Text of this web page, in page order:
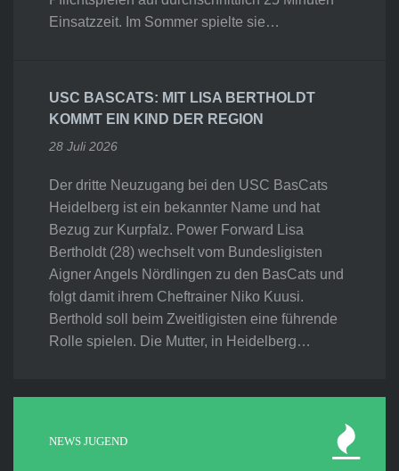
Einsatzzeit. Im Sommer spielte sie…
USC BASCATS: MIT LISA BERTHOLDT
KOMMT EIN KIND DER REGION
28 Juli 2026
Der dritte Neuzugang bei den USC BasCats
Heidelberg ist ein bekannter Name und hat
Bezug zur Kurpfalz. Power Forward Lisa
Bertholdt (28) wechselt vom Bundesligisten
Aigner Angels Nördlingen zu den BasCats und
folgt damit ihrem Cheftrainer Niko Kuusi.
Berthold soll beim Zweitligisten eine führende
Rolle spielen. Die Mutter, in Heidelberg…
NEWS JUGEND